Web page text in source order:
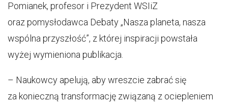
Pomianek, profesor i Prezydent WSIiZ
oraz pomysłodawca Debaty „Nasza planeta, nasza
wspólna przyszłość”, z której inspiracji powstała
wyżej wymieniona publikacja.
– Naukowcy apelują, aby wreszcie zabrać się
za konieczną transformację związaną z ociepleniem